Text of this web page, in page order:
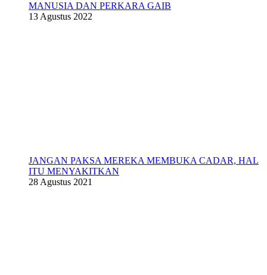
MANUSIA DAN PERKARA GAIB
13 Agustus 2022
JANGAN PAKSA MEREKA MEMBUKA CADAR, HAL
ITU MENYAKITKAN
28 Agustus 2021